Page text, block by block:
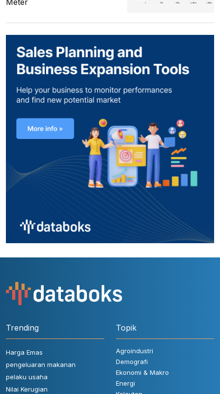
Trending
Harga Emas
pengeluaran makanan
pelaku usaha
Nilai Kerugian
Topik
Agroindustri
Demografi
Ekonomi & Makro
Energi